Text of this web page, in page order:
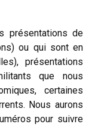
présentations de
ou qui sont en
présentations
que nous
certaines
Nous aurons
pour suivre